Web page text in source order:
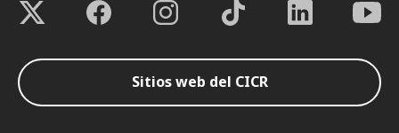
Sitios web del CICR